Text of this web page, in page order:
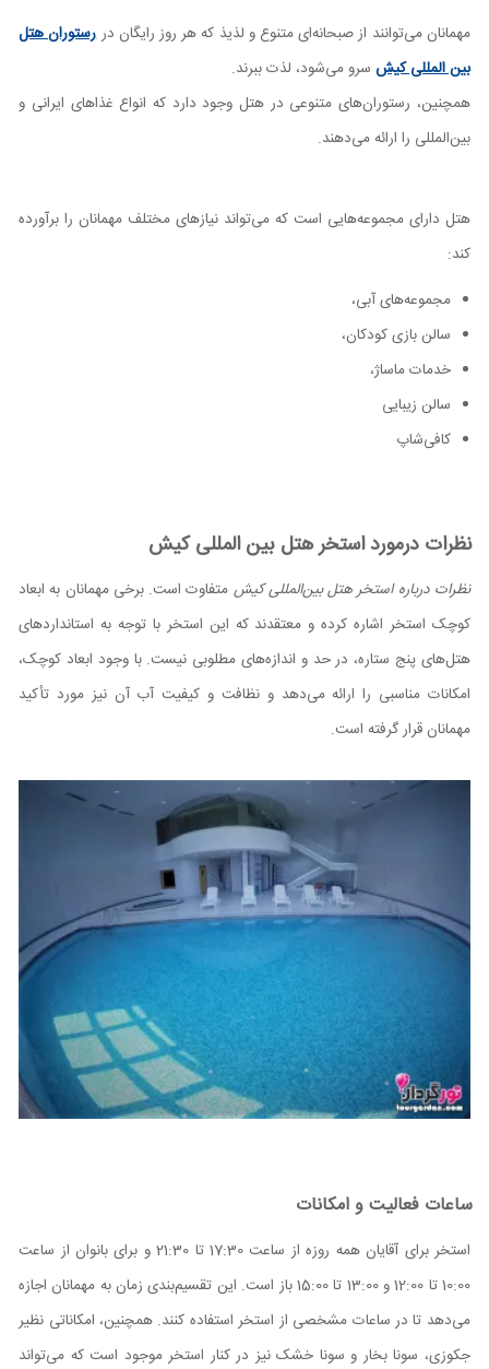
مهمانان می‌توانند از صبحانه‌ای متنوع و لذیذ که هر روز رایگان دررستوران هتل
بین المللی کیش سرو می‌شود، لذت ببرند.
همچنین، رستوران‌های متنوعی در هتل وجود دارد که انواع غذاهای ایرانی و
بین‌المللی را ارائه می‌دهند.
هتل دارای مجموعه‌هایی است که می‌تواند نیازهای مختلف مهمانان را برآورده
کند:
مجموعه‌های آبی،
سالن بازی کودکان،
خدمات ماساژ،
سالن زیبایی
کافی‌شاپ
نظرات درمورد استخر هتل بین المللی کیش
نظرات درباره استخر هتل بین‌المللی کیش متفاوت است. برخی مهمانان به ابعاد
کوچک استخر اشاره کرده و معتقدند که این استخر با توجه به استانداردهای
هتل‌های پنج ستاره، در حد و اندازه‌های مطلوبی نیست. با وجود ابعاد کوچک،
امکانات مناسبی را ارائه می‌دهد و نظافت و کیفیت آب آن نیز مورد تأکید
مهمانان قرار گرفته است.
ساعات فعالیت و امکانات
استخر برای آقایان همه روزه از ساعت 17:30 تا 21:30 و برای بانوان از ساعت
10:00 تا 12:00 و 13:00 تا 15:00 باز است. این تقسیم‌بندی زمان به مهمانان اجازه
می‌دهد تا در ساعات مشخصی از استخر استفاده کنند. همچنین، امکاناتی نظیر
جکوزی، سونا بخار و سونا خشک نیز در کنار استخر موجود است که می‌تواند